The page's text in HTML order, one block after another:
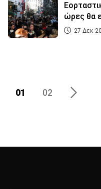
ώρες θα
27 Δεκ
01 02